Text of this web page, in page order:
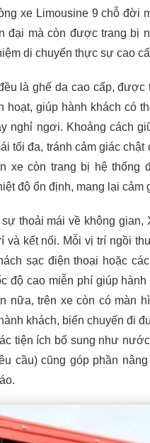
xe Limousine 9 chỗ đời
đại mà còn được trang bị
di chuyển thực sự cao
là ghế da cao cấp,
hoạt, giúp hành khách có
nghỉ ngơi. Khoảng cách
tối đa, tránh cảm giác
xe còn trang bị hệ thống
độ ổn định, mang lại cảm
thoải mái về không gian,
và kết nối. Mỗi vị trí ngồi
sạc điện thoại hoặc
độ cao miễn phí giúp
nữa, trên xe còn có màn
khách, biến chuyến đi
tiện ích bổ sung như
cầu) cũng góp phần